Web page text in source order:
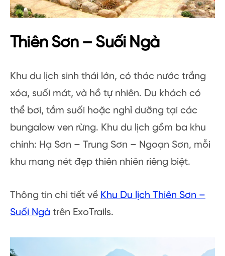
Thiên Sơn – Suối Ngà
Khu du lịch sinh thái lớn, có thác nước trắng
xóa, suối mát, và hồ tự nhiên. Du khách có
thể bơi, tắm suối hoặc nghỉ dưỡng tại các
bungalow ven rừng. Khu du lịch gồm ba khu
chính: Hạ Sơn – Trung Sơn – Ngoạn Sơn, mỗi
khu mang nét đẹp thiên nhiên riêng biệt.
Thông tin chi tiết về Khu Du lịch Thiên Sơn –
Suối Ngà trên ExoTrails.